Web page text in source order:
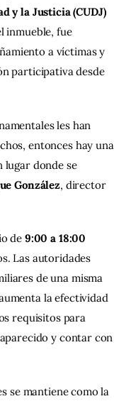
y la Justicia (CUDJ)
inmueble, fue
a víctimas y
participativa desde
les han
entonces hay una
lugar donde se
González, director
de 9:00 a 18:00
Las autoridades
de una misma
la efectividad
requisitos para
y contar con
se mantiene como la